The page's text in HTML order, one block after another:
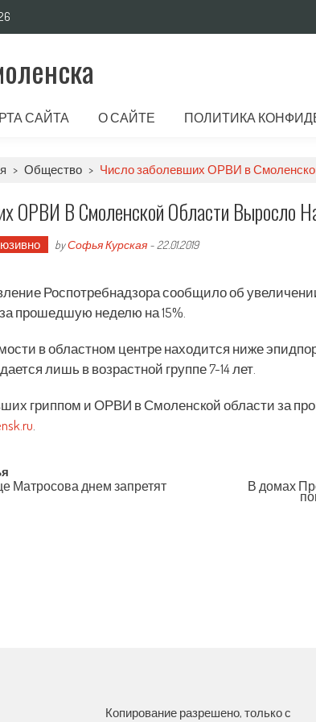
САЙТА О САЙТЕ ПОЛИТИКА
> Общество > Число заболевших ОРВИ в
ОРВИ В Смоленской Области Выросло
byСофья Курская - 22.01.2019
Роспотребнадзора сообщило об
прошедшую неделю на 15%.
в областном центре находится ниже
лишь в возрастной группе 7-14 лет.
гриппом и ОРВИ в Смоленской области за
Матросова днем запретят В домах
Копирование разрешено, только с